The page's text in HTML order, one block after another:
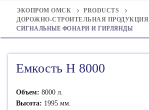
ЭКОПРОМ ОМСК
PRODUCTS
ДОРОЖНО-СТРОИТЕЛЬНАЯ ПРОДУКЦИЯ
СИГНАЛЬНЫЕ ФОНАРИ И ГИРЛЯНДЫ
Емкость H 8000
Объем: 8000 л.
Высота: 1995 мм.